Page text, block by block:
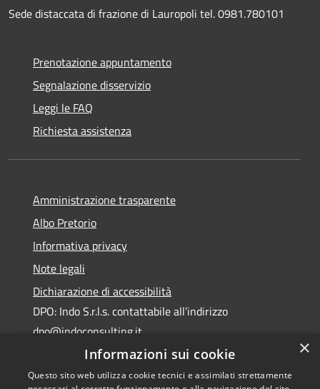
Sede distaccata di frazione di Lauropoli tel. 0981.780101
Prenotazione appuntamento
Segnalazione disservizio
Leggi le FAQ
Richiesta assistenza
Amministrazione trasparente
Albo Pretorio
Informativa privacy
Note legali
Dichiarazione di accessibilità
DPO: Indo S.r.l.s. contattabile all’indirizzo
dpo@indoconsulting.it
×
Informazioni sui cookie
Questo sito web utilizza cookie tecnici e assimilati strettamente